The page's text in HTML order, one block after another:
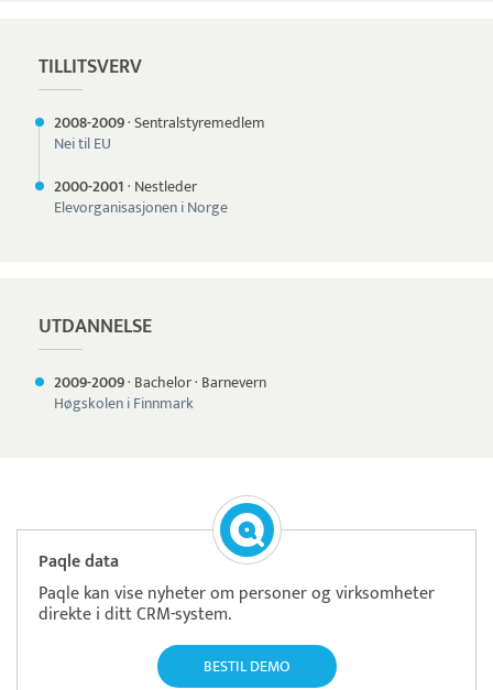
TILLITSVERV
2008-2009·Sentralstyremedlem
Nei til EU
2000-2001· Nestleder
Elevorganisasjonen i Norge
UTDANNELSE
2009-2009· Bachelor· Barnevern
Høgskolen i Finnmark
Paqle data
Paqle kan vise nyheter om personer og virksomheter
direkte i ditt CRM-system.
BESTIL DEMO